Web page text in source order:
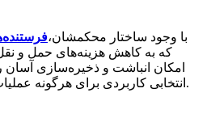
با وجود ساختار محکمشان،
که به کاهش هزینه‌های حمل و
امکان انباشت و ذخیره‌سازی آسان
انتخابی کاربردی برای هرگونه عملیات حمل و نقل تبدیل می‌کند.